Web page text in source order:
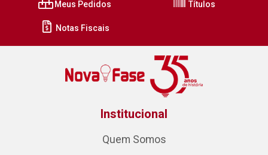
Meus Pedidos Títulos
Notas Fiscais
Institucional
Quem Somos